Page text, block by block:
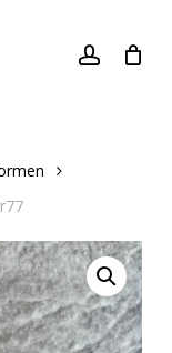
account
Close
Cart